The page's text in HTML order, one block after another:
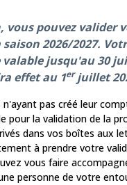
vous pouvez valider
2026/2027.
valable jusqu'au 30
effet au 1erjuillet
n'ayant pas créé leur
pour la validation de la
dans vos boîtes aux
à prendre votre
vous faire
personne de votre